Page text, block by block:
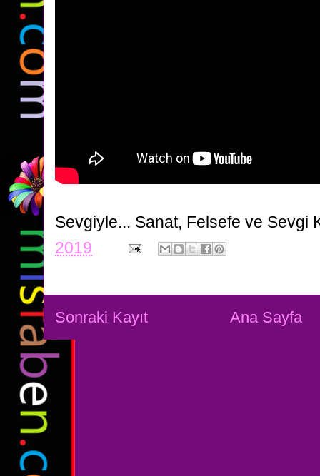
Sevgiyle... Sanat, Felsefe ve Sevgi
2019
Sonraki Kayıt Ana Sayfa